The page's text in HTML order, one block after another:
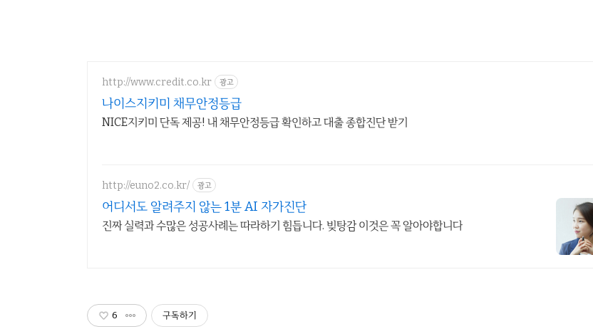
http://www.credit.co.kr 광고
나이스지키미 채무안정등급
NICE지키미 단독 제공! 내 채무안정등급 확인하고 대출 종합진단 받기
http://euno2.co.kr/ 광고
어디서도 알려주지 않는 1분 AI 자가진단
진짜 실력과 수많은 성공사례는 따라하기 힘듭니다. 빚탕감 이것은 꼭 알아야합니다
6 구독하기